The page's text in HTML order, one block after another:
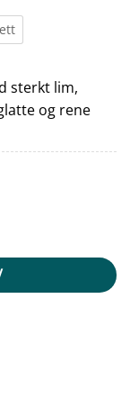
sterkt lim,
og rene